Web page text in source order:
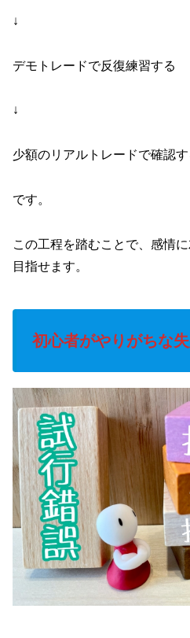
↓
デモトレードで反復練習する
↓
少額のリアルトレードで確認す
です。
この工程を踏むことで、感情
目指せます。
初心者がやりがちな